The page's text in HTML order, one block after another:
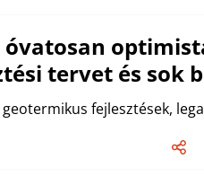
óvatosan
tervet és sok
geotermikus fejlesztések,